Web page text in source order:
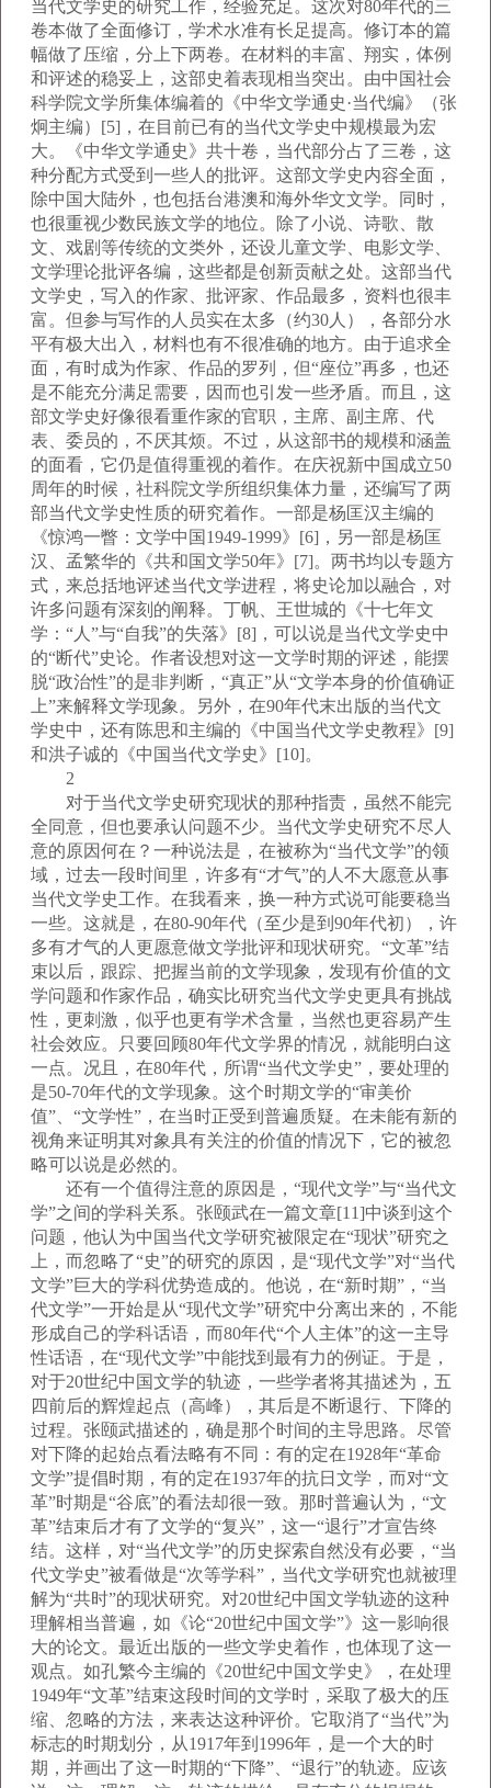
当代文学史的研究工作，经验充足。这次对80年代的三
卷本做了全面修订，学术水准有长足提高。修订本的篇
幅做了压缩，分上下两卷。在材料的丰富、翔实，体例
和评述的稳妥上，这部史着表现相当突出。由中国社会
科学院文学所集体编着的《中华文学通史·当代编》（张
炯主编）[5]，在目前已有的当代文学史中规模最为宏
大。《中华文学通史》共十卷，当代部分占了三卷，这
种分配方式受到一些人的批评。这部文学史内容全面，
除中国大陆外，也包括台港澳和海外华文文学。同时，
也很重视少数民族文学的地位。除了小说、诗歌、散
文、戏剧等传统的文类外，还设儿童文学、电影文学、
文学理论批评各编，这些都是创新贡献之处。这部当代
文学史，写入的作家、批评家、作品最多，资料也很丰
富。但参与写作的人员实在太多（约30人），各部分水
平有极大出入，材料也有不很准确的地方。由于追求全
面，有时成为作家、作品的罗列，但“座位”再多，也还
是不能充分满足需要，因而也引发一些矛盾。而且，这
部文学史好像很看重作家的官职，主席、副主席、代
表、委员的，不厌其烦。不过，从这部书的规模和涵盖
的面看，它仍是值得重视的着作。在庆祝新中国成立50
周年的时候，社科院文学所组织集体力量，还编写了两
部当代文学史性质的研究着作。一部是杨匡汉主编的
《惊鸿一瞥：文学中国1949-1999》[6]，另一部是杨匡
汉、孟繁华的《共和国文学50年》[7]。两书均以专题方
式，来总括地评述当代文学进程，将史论加以融合，对
许多问题有深刻的阐释。丁帆、王世城的《十七年文
学：“人”与“自我”的失落》[8]，可以说是当代文学史中
的“断代”史论。作者设想对这一文学时期的评述，能摆
脱“政治性”的是非判断，“真正”从“文学本身的价值确证
上”来解释文学现象。另外，在90年代末出版的当代文
学史中，还有陈思和主编的《中国当代文学史教程》[9]
和洪子诚的《中国当代文学史》[10]。
2
对于当代文学史研究现状的那种指责，虽然不能完
全同意，但也要承认问题不少。当代文学史研究不尽人
意的原因何在？一种说法是，在被称为“当代文学”的领
域，过去一段时间里，许多有“才气”的人不大愿意从事
当代文学史工作。在我看来，换一种方式说可能要稳当
一些。这就是，在80-90年代（至少是到90年代初），许
多有才气的人更愿意做文学批评和现状研究。“文革”结
束以后，跟踪、把握当前的文学现象，发现有价值的文
学问题和作家作品，确实比研究当代文学史更具有挑战
性，更刺激，似乎也更有学术含量，当然也更容易产生
社会效应。只要回顾80年代文学界的情况，就能明白这
一点。况且，在80年代，所谓“当代文学史”，要处理的
是50-70年代的文学现象。这个时期文学的“审美价
值”、“文学性”，在当时正受到普遍质疑。在未能有新的
视角来证明其对象具有关注的价值的情况下，它的被忽
略可以说是必然的。
还有一个值得注意的原因是，“现代文学”与“当代文
学”之间的学科关系。张颐武在一篇文章[11]中谈到这个
问题，他认为中国当代文学研究被限定在“现状”研究之
上，而忽略了“史”的研究的原因，是“现代文学”对“当代
文学”巨大的学科优势造成的。他说，在“新时期”，“当
代文学”一开始是从“现代文学”研究中分离出来的，不能
形成自己的学科话语，而80年代“个人主体”的这一主导
性话语，在“现代文学”中能找到最有力的例证。于是，
对于20世纪中国文学的轨迹，一些学者将其描述为，五
四前后的辉煌起点（高峰），其后是不断退行、下降的
过程。张颐武描述的，确是那个时间的主导思路。尽管
对下降的起始点看法略有不同：有的定在1928年“革命
文学”提倡时期，有的定在1937年的抗日文学，而对“文
革”时期是“谷底”的看法却很一致。那时普遍认为，“文
革”结束后才有了文学的“复兴”，这一“退行”才宣告终
结。这样，对“当代文学”的历史探索自然没有必要，“当
代文学史”被看做是“次等学科”，当代文学研究也就被理
解为“共时”的现状研究。对20世纪中国文学轨迹的这种
理解相当普遍，如《论“20世纪中国文学”》这一影响很
大的论文。最近出版的一些文学史着作，也体现了这一
观点。如孔繁今主编的《20世纪中国文学史》，在处理
1949年“文革”结束这段时间的文学时，采取了极大的压
缩、忽略的方法，来表达这种评价。它取消了“当代”为
标志的时期划分，从1917年到1996年，是一个大的时
期，并画出了这一时期的“下降”、“退行”的轨迹。应该